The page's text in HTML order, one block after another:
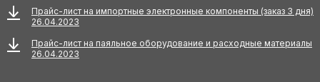
Прайс-лист на импортные электронные компоненты (заказ 3 дня)
26.04.2023
Прайс-лист на паяльное оборудование и расходные материалы
26.04.2023